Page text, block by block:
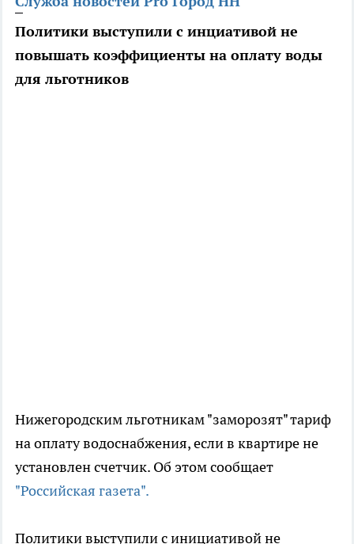
Политики выступили с инциативой не
повышать коэффициенты на оплату воды
для льготников
Нижегородским льготникам "заморозят" тариф
на оплату водоснабжения, если в квартире не
установлен счетчик. Об этом сообщает
"Российская газета".
Политики выступили с инициативой не